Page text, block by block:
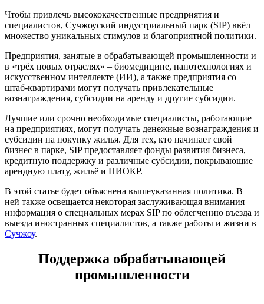
Чтобы привлечь высококачественные предприятия и
специалистов, Сучжоуский индустриальный парк (SIP) ввёл
множество уникальных стимулов и благоприятной политики.
Предприятия, занятые в обрабатывающей промышленности и
в «трёх новых отраслях» – биомедицине, нанотехнологиях и
искусственном интеллекте (ИИ), а также предприятия со
штаб-квартирами могут получать привлекательные
вознаграждения, субсидии на аренду и другие субсидии.
Лучшие или срочно необходимые специалисты, работающие
на предприятиях, могут получать денежные вознаграждения и
субсидии на покупку жилья. Для тех, кто начинает свой
бизнес в парке, SIP предоставляет фонды развития бизнеса,
кредитную поддержку и различные субсидии, покрывающие
арендную плату, жильё и НИОКР.
В этой статье будет объяснена вышеуказанная политика. В
ней также освещается некоторая заслуживающая внимания
информация о специальных мерах SIP по облегчению въезда и
выезда иностранных специалистов, а также работы и жизни в
Сучжоу.
Поддержка обрабатывающей
промышленности